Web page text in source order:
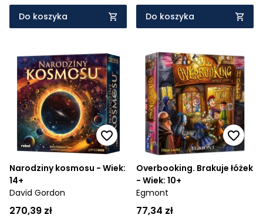
Do koszyka Do koszyka
Narodziny kosmosu - Wiek:
14+
David Gordon
270,39 zł
Overbooking. Brakuje łóżek
- Wiek: 10+
Egmont
77,34 zł